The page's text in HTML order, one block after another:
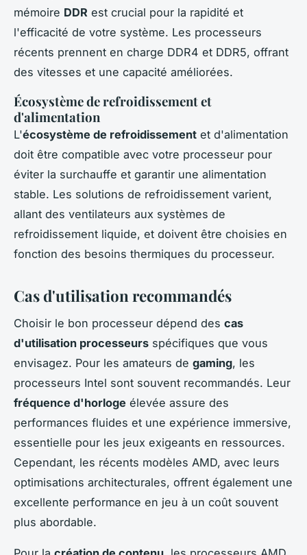
mémoire DDR est crucial pour la rapidité et
l'efficacité de votre système. Les processeurs
récents prennent en charge DDR4 et DDR5, offrant
des vitesses et une capacité améliorées.
Écosystème de refroidissement et
d'alimentation
L'écosystème de refroidissement et d'alimentation
doit être compatible avec votre processeur pour
éviter la surchauffe et garantir une alimentation
stable. Les solutions de refroidissement varient,
allant des ventilateurs aux systèmes de
refroidissement liquide, et doivent être choisies en
fonction des besoins thermiques du processeur.
Cas d'utilisation recommandés
Choisir le bon processeur dépend des cas
d'utilisation processeurs spécifiques que vous
envisagez. Pour les amateurs de gaming, les
processeurs Intel sont souvent recommandés. Leur
fréquence d'horloge élevée assure des
performances fluides et une expérience immersive,
essentielle pour les jeux exigeants en ressources.
Cependant, les récents modèles AMD, avec leurs
optimisations architecturales, offrent également une
excellente performance en jeu à un coût souvent
plus abordable.